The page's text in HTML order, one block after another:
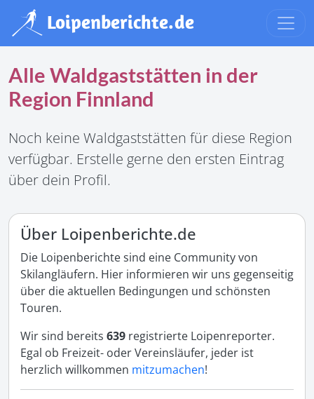
Alle Waldgaststätten in der
Region Finnland
Noch keine Waldgaststätten für diese Region
verfügbar. Erstelle gerne den ersten Eintrag
über dein Profil.
Über Loipenberichte.de
Die Loipenberichte sind eine Community von
Skilangläufern. Hier informieren wir uns gegenseitig
über die aktuellen Bedingungen und schönsten
Touren.
Wir sind bereits 639 registrierte Loipenreporter.
Egal ob Freizeit- oder Vereinsläufer, jeder ist
herzlich willkommen mitzumachen!